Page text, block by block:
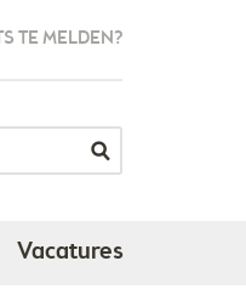
TE MELDEN?
Vacatures